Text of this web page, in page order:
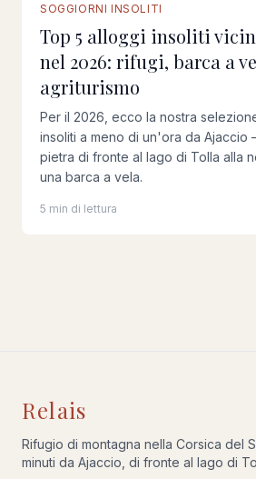
SOGGIORNI INSOLITI
Top 5 alloggi insoliti
nel 2026: rifugi, barca a
agriturismo
Per il 2026, ecco la nostra
insoliti a meno di un'ora da Ajaccio
pietra di fronte al lago di Tolla alla
una barca a vela.
5 min di lettura
Relais
Rifugio di montagna nella Corsica del
minuti da Ajaccio, di fronte al lago di